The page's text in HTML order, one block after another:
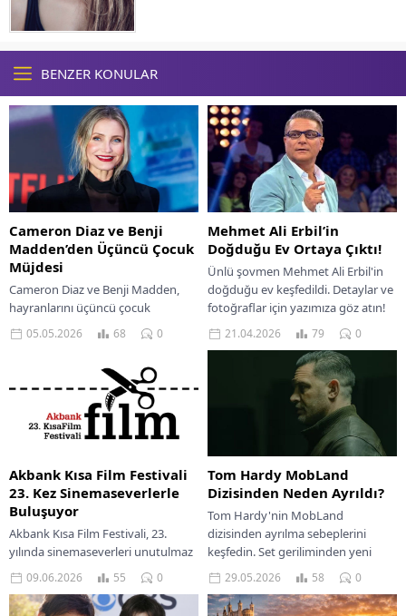
BENZER KONULAR
Cameron Diaz ve Benji
Madden’den Üçüncü Çocuk
Müjdesi
Cameron Diaz ve Benji Madden,
hayranlarını üçüncü çocuk
haberleriyle şaşırtıyor. Ünlü çiftin
yeni mutluluğunu keşfedin.
05.05.2026 68 0
Mehmet Ali Erbil’in
Doğduğu Ev Ortaya Çıktı!
Ünlü şovmen Mehmet Ali Erbil'in
doğduğu ev keşfedildi. Detaylar ve
fotoğraflar için yazımıza göz atın!
21.04.2026 79 0
Akbank Kısa Film Festivali
23. Kez Sinemaseverlerle
Buluşuyor
Akbank Kısa Film Festivali, 23.
yılında sinemaseverleri unutulmaz
anlarla buluşturuyor.
Kaçırılmayacak film gösterimleri
seni bekliyor!
09.06.2026 55 0
Tom Hardy MobLand
Dizisinden Neden Ayrıldı?
Tom Hardy'nin MobLand
dizisinden ayrılma sebeplerini
keşfedin. Set geriliminden yeni
projelere kadar tüm ayrıntıları
öğrenin.
29.05.2026 58 0